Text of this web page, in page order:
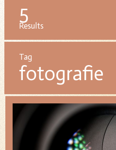
5
Results
Tag
fotografie